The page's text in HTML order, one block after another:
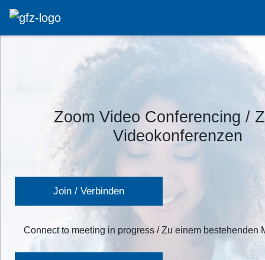
Zoom Video Conferencing /
Videokonferenzen
Join / Verbinden
Connect to meeting in progress / Zu einem bestehenden